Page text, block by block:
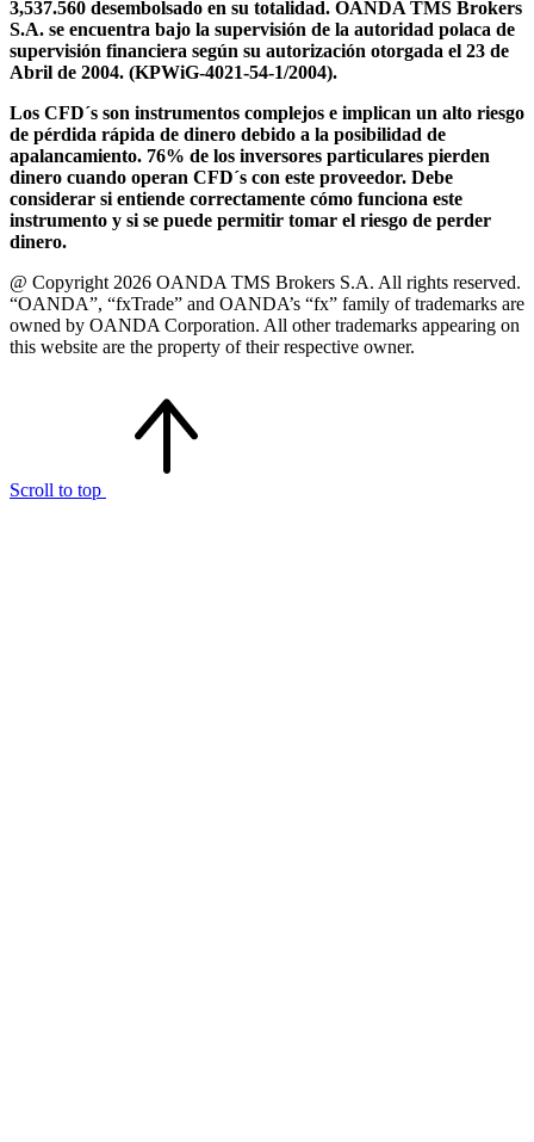
3,537.560 desembolsado en su totalidad. OANDA TMS Brokers
S.A. se encuentra bajo la supervisión de la autoridad polaca de
supervisión financiera según su autorización otorgada el 23 de
Abril de 2004. (KPWiG-4021-54-1/2004).
Los CFD´s son instrumentos complejos e implican un alto riesgo
de pérdida rápida de dinero debido a la posibilidad de
apalancamiento. 76% de los inversores particulares pierden
dinero cuando operan CFD´s con este proveedor. Debe
considerar si entiende correctamente cómo funciona este
instrumento y si se puede permitir tomar el riesgo de perder
dinero.
@ Copyright 2026 OANDA TMS Brokers S.A. All rights reserved.
“OANDA”, “fxTrade” and OANDA’s “fx” family of trademarks are
owned by OANDA Corporation. All other trademarks appearing on
this website are the property of their respective owner.
Scroll to top